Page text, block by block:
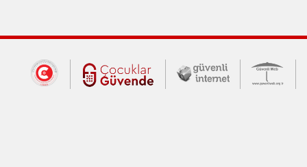
Dış Bağlantılar
Cumhurbaşkanlığı İletişim Merkezi
Çocuklar Güvende (yeni
Güvenli